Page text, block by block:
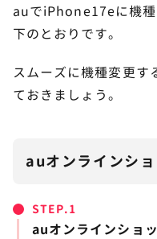
auでiPhone17eに機
下のとおりです。
スムーズに機種変更す
ておきましょう。
auオンラインシ
STEP.
auオンラインショ